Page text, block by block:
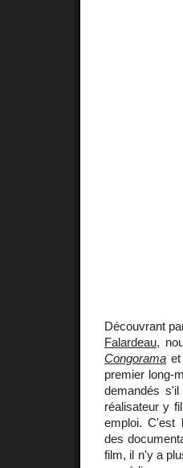
Découvrant
Falardeau,
Congorama
premier long-
demandés
réalisateur y
emploi. C'est
des
film, il n'y a